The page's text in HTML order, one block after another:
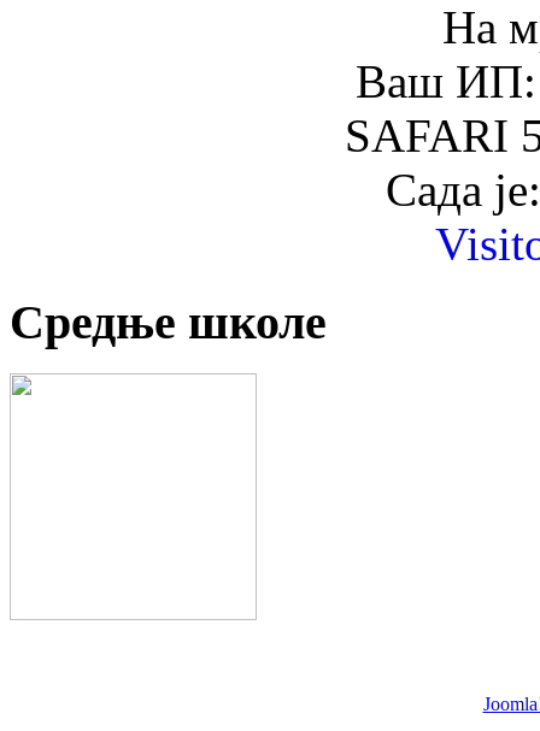
На
Ваш ИП:
SAFARI
Сада
Средње школе